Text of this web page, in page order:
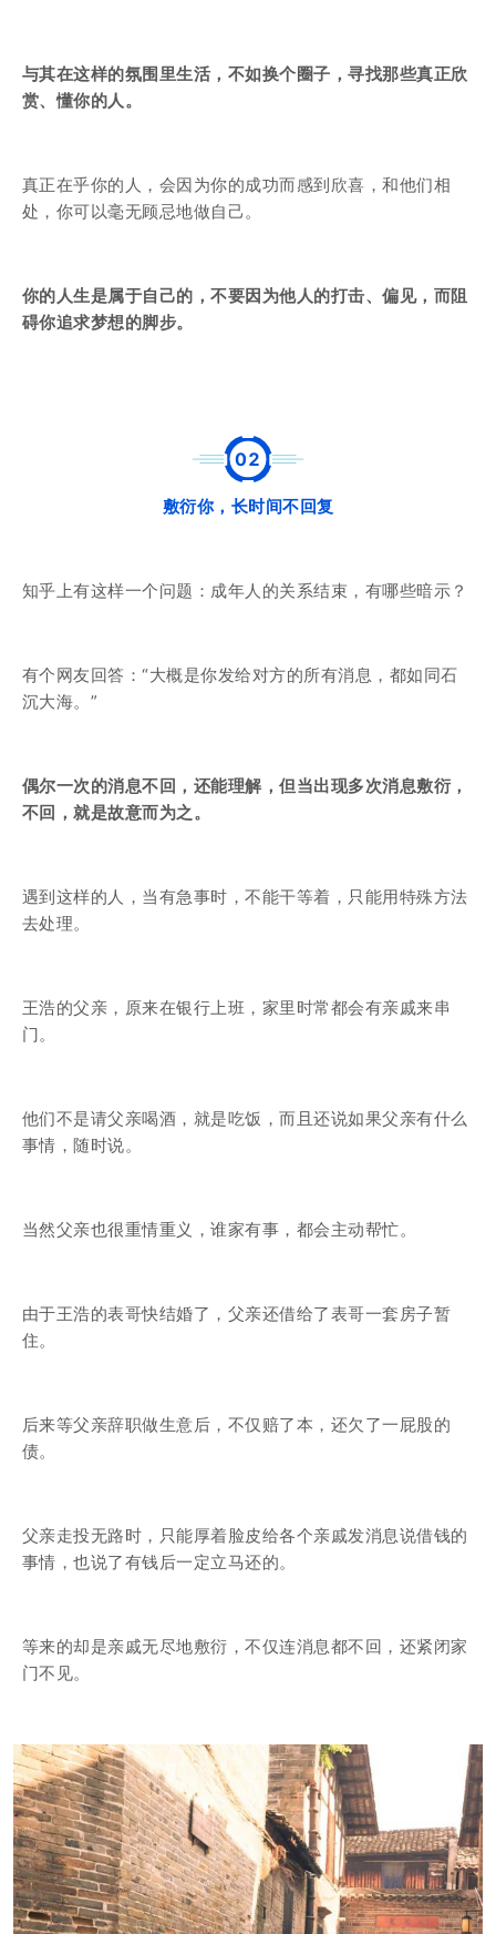
与其在这样的氛围里生活，不如换个圈子，寻找那些真正欣
赏、懂你的人。
真正在乎你的人，会因为你的成功而感到欣喜，和他们相
处，你可以毫无顾忌地做自己。
你的人生是属于自己的，不要因为他人的打击、偏见，而阻
碍你追求梦想的脚步。
02
敷衍你，长时间不回复
知乎上有这样一个问题：成年人 的关系结束，有哪些暗示？
有个网友回答：“大概是你发给对方的所有消息，都如同石
沉大海。”
偶尔一次的消息不回，还能理解，但当出现多次消息敷衍，
不回，就是故意而为之。
遇到这样的人，当有急事时，不能干等着，只能用特殊方法
去处理。
王浩的父亲，原来在银行上班，家里时常都会有亲戚来串
门。
他们不是请父亲喝酒，就是吃饭，而且还说如果父亲有什么
事情，随时说。
当然父亲也很重情重义，谁家有事，都会主动帮忙。
由于王浩的表哥快结婚了，父亲还借给了表哥一套房子暂
住。
后来等父亲辞职做生意后，不仅赔了本，还欠了一屁股的
债。
父亲走投无路时，只能厚着脸皮给各个亲戚发消息说借钱的
事情，也说了有钱后一定立马还的。
等来的却是亲戚无尽地敷衍，不仅连消息都不回，还紧闭家
门不见。